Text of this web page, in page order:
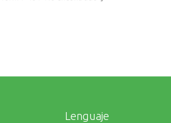
Lenguaje